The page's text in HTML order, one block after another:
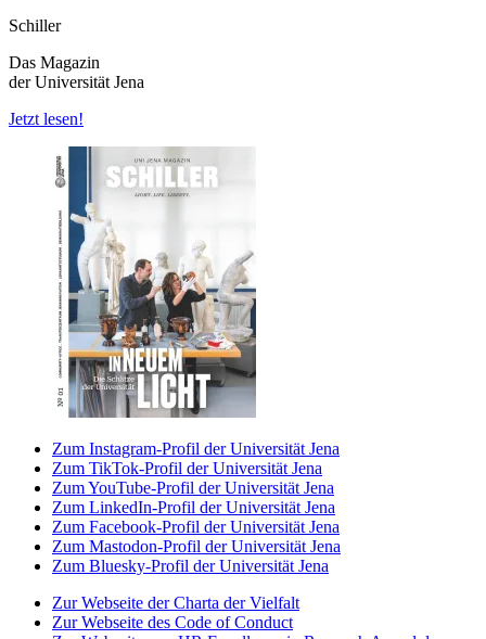
Schiller
Das Magazin
der Universität Jena
Jetzt lesen!
Zum Instagram-Profil der Universität Jena
Zum TikTok-Profil der Universität Jena
Zum YouTube-Profil der Universität Jena
Zum LinkedIn-Profil der Universität Jena
Zum Facebook-Profil der Universität Jena
Zum Mastodon-Profil der Universität Jena
Zum Bluesky-Profil der Universität Jena
Zur Webseite der Charta der Vielfalt
Zur Webseite des Code of Conduct